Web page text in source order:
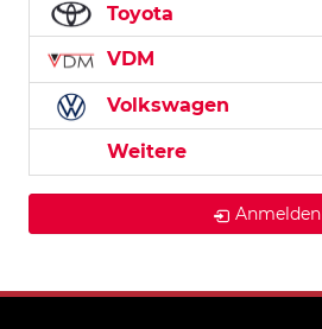
Toyota
VDM
Volkswagen
Weitere
Anmelden